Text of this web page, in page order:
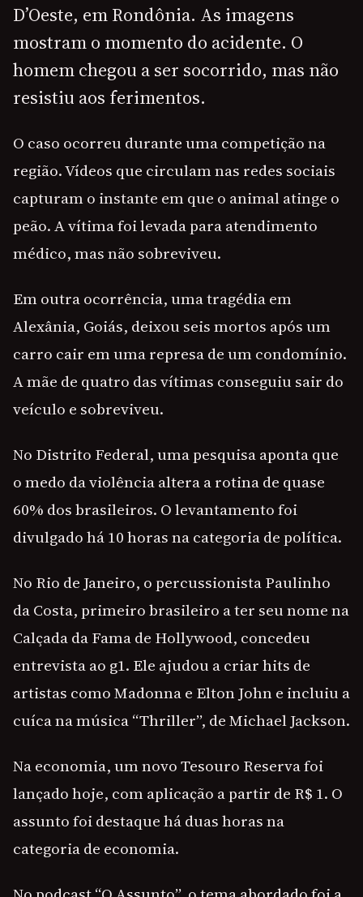
D’Oeste, em Rondônia. As imagens
mostram o momento do acidente. O
homem chegou a ser socorrido, mas não
resistiu aos ferimentos.
O caso ocorreu durante uma competição na
região. Vídeos que circulam nas redes sociais
capturam o instante em que o animal atinge o
peão. A vítima foi levada para atendimento
médico, mas não sobreviveu.
Em outra ocorrência, uma tragédia em
Alexânia, Goiás, deixou seis mortos após um
carro cair em uma represa de um condomínio.
A mãe de quatro das vítimas conseguiu sair do
veículo e sobreviveu.
No Distrito Federal, uma pesquisa aponta que
o medo da violência altera a rotina de quase
60% dos brasileiros. O levantamento foi
divulgado há 10 horas na categoria de política.
No Rio de Janeiro, o percussionista Paulinho
da Costa, primeiro brasileiro a ter seu nome na
Calçada da Fama de Hollywood, concedeu
entrevista ao g1. Ele ajudou a criar hits de
artistas como Madonna e Elton John e incluiu a
cuíca na música “Thriller”, de Michael Jackson.
Na economia, um novo Tesouro Reserva foi
lançado hoje, com aplicação a partir de R$ 1. O
assunto foi destaque há duas horas na
categoria de economia.